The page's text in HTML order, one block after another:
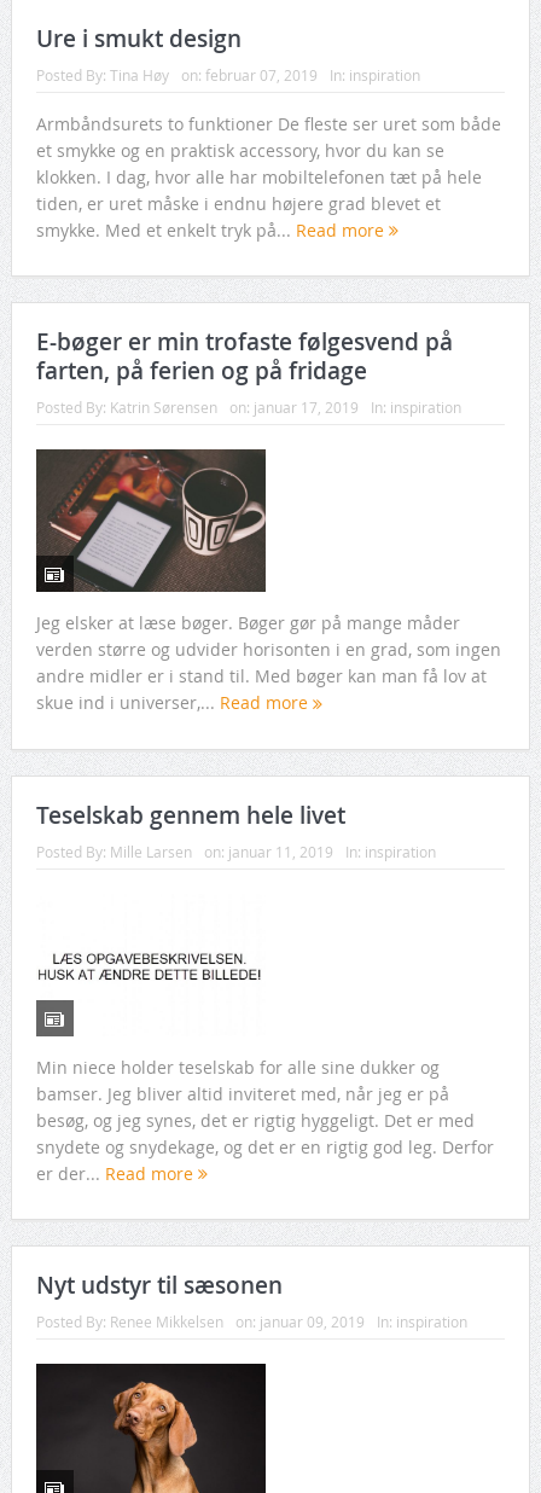
Ure i smukt design
Posted By: Tina Høy on: februar 07, 2019 In: inspiration
Armbåndsurets to funktioner De fleste ser uret som både
et smykke og en praktisk accessory, hvor du kan se
klokken. I dag, hvor alle har mobiltelefonen tæt på hele
tiden, er uret måske i endnu højere grad blevet et
smykke. Med et enkelt tryk på... Read more
E-bøger er min trofaste følgesvend på
farten, på ferien og på fridage
Posted By: Katrin Sørensen on: januar 17, 2019 In: inspiration
Jeg elsker at læse bøger. Bøger gør på mange måder
verden større og udvider horisonten i en grad, som ingen
andre midler er i stand til. Med bøger kan man få lov at
skue ind i universer,... Read more
Teselskab gennem hele livet
Posted By: Mille Larsen on: januar 11, 2019 In: inspiration
Min niece holder teselskab for alle sine dukker og
bamser. Jeg bliver altid inviteret med, når jeg er på
besøg, og jeg synes, det er rigtig hyggeligt. Det er med
snydete og snydekage, og det er en rigtig god leg. Derfor
er der... Read more
Nyt udstyr til sæsonen
Posted By: Renee Mikkelsen on: januar 09, 2019 In: inspiration